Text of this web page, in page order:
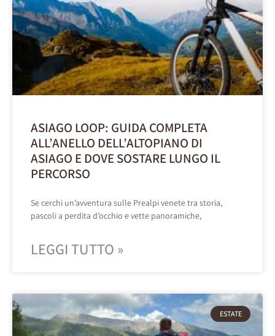
ASIAGO LOOP: GUIDA COMPLETA
ALL’ANELLO DELL’ALTOPIANO DI
ASIAGO E DOVE SOSTARE LUNGO IL
PERCORSO
Se cerchi un’avventura sulle Prealpi venete tra storia,
pascoli a perdita d’occhio e vette panoramiche,
LEGGI TUTTO »
ESTATE